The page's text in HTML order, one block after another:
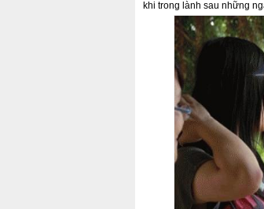
khi trong lành sau những